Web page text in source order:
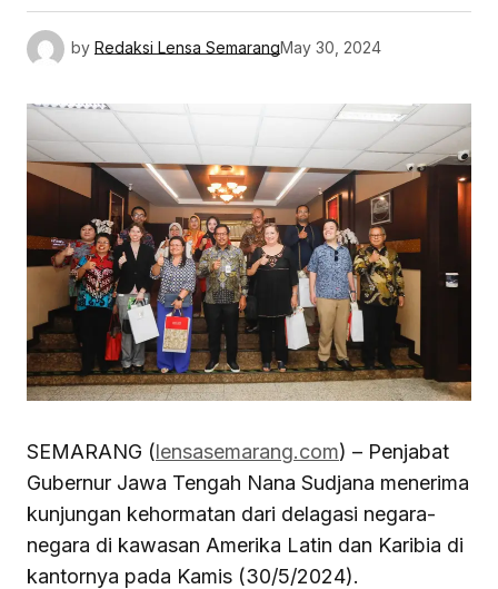
by Redaksi Lensa SemarangMay 30, 2024
SEMARANG (lensasemarang.com) – Penjabat
Gubernur Jawa Tengah Nana Sudjana menerima
kunjungan kehormatan dari delagasi negara-
negara di kawasan Amerika Latin dan Karibia di
kantornya pada Kamis (30/5/2024).